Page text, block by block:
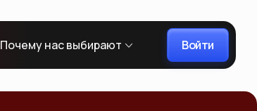
Почему нас выбирают Войти